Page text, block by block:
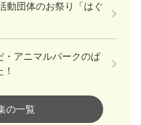
動団体のお祭り「はぐ
・アニマルパークのぱ
の一覧